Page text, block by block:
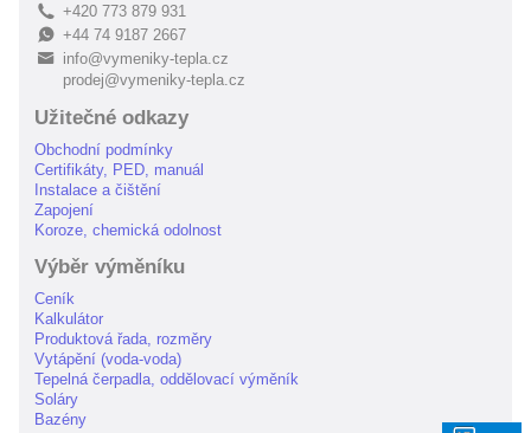
L +420 773 879 931
E+44 74 9187 2667
B
info@vymeniky-tepla.cz
prodej@vymeniky-tepla.cz
Užitečné odkazy
Obchodní podmínky
Certifikáty, PED, manuál
Instalace a čištění
Zapojení
Koroze, chemická odolnost
Výběr výměníku
Ceník
Kalkulátor
Produktová řada, rozměry
Vytápění (voda-voda)
Tepelná čerpadla, oddělovací výměník
Soláry
Bazény